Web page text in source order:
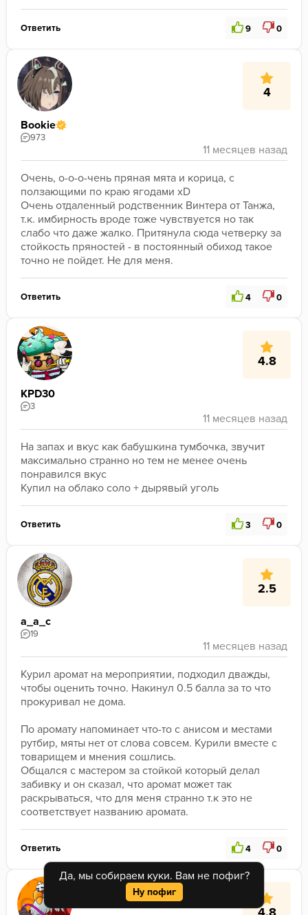
Да, мы собираем куки. Вам не пофиг?
Ну пофиг
Ответить 9 0
4
Bookie
973
Очень, о-о-о-чень пряная мята и корица, с
ползающими по краю ягодами хD
Очень отдаленный родственник Винтера от Танжа,
т.к. имбирность вроде тоже чувствуется но так
слабо что даже жалко. Притянула сюда четверку за
стойкость пряностей - в постоянный обиход такое
точно не пойдет. Не для меня.
Ответить 4 0
4.8
KPD30
3
На запах и вкус как бабушкина тумбочка, звучит
максимально странно но тем не менее очень
понравился вкус
Купил на облако соло + дырявый уголь
Ответить 3 0
2.5
a_a_c
19
Курил аромат на мероприятии, подходил дважды,
чтобы оценить точно. Накинул 0.5 балла за то что
прокуривал не дома.
По аромату напоминает что-то с анисом и местами
рутбир, мяты нет от слова совсем. Курили вместе с
товарищем и мнения сошлись.
Общался с мастером за стойкой который делал
забивку и он сказал, что аромат может так
раскрываться, что для меня странно т.к это не
соответствует названию аромата.
Ответить 4 0